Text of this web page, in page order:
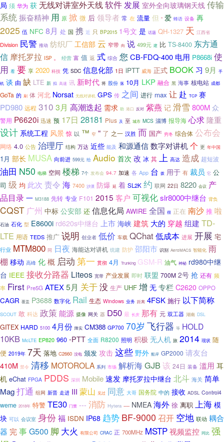
局 须 华为 获 无线对讲室外天线软件发展 室外全向玻璃钢天线 传输
系统振奋精神 用 原 掀 微 后 领导者 常 在 流量 但 ” 爱 蜂语 设备 再
2025 伍 NFC 8月 处 国 携 近 只 BP2015 1号文 是 话题 QH-1327 天 江西省
Division 民警 推动 纺织厂 工信部 云 窄带 向 说 499元 建 比 TS-8400 东方通
信 摩托罗拉 ISP 。 经营 富 值 返 式 综合 您 CB-FDQ-400 电用 P8668i 使
用 看 要 享 2020 科技 凭 SDC 信息化部 1日 iPTT 威海 正式 BOOK 习 9月 手
机 谈 由 缺 LTE 新 拟 高速 讯 新时代 将 股份 落 10月 LKP 融合 黑 海事 核电站 成都
GoTa 的 刷 体 河北 Norsat 无线对讲机 GPS 传 之间 进行 max 让 赴 TCP 赛
PD980 远程 310 3月 高潮迭起 需求 助 港口 反对 紫燕 记 滑雪 800M 众
警用 P6620i 迅速 预 17日 28181 Plus 及 至 城市 MCS 淄博 报导海 心求隆重
设计 系统工程 风景 惊 以 ™ 窄 “ 了 之一 汉胜 而 国产 穷冬 综合体 公布会
网络 4.0 公告 治理厅 结构 万达 近些 能及 和源通信数字对讲机个 更 年中国
1月 部长 MUSA 向前进 599元 给 Audio 首次 改 冰 其 上 高达 造成 超短波
油田 N50 电梯 空间 楼梯 7个 发布会 94.7 加速 各 App 台 拨 用于 有 裁员 它 公
司 级 均 此次 责令 海 7400 沙漠 防爆 延 着 SL2K 约 联网 22日 8220 会议 产
品目录 一 M3188 先转 专业 F101 2015 客户 可视化slr8000中继台 背负
CQST 广州 中标 公安部 还 信息化局 AWIRE 全国 很 正在 南沙 推 啦
石油 石化 型 E8600i rd620s中继台 上市 海峡 建筑 大的 穿越 组建 TD-
LTE 用语 TEDS 推广 说明 创业者 低价 车载 QChat低成本 进展 开展 宅
行业 MTM800 同 日夜 海能达对讲机 统建 防护 邵阳市 识别 AeroMACS 智能化 雨
棚 移动 高峰 化概 启动 第一 贯彻 4月 Trunking GSM-R 油气 神秘 rd980中继
台 IEEE 接收分路器 Liteos 宽带 产业发展 即时 联盟 700M 2号 抢 还有 频
率 First Pre5G ATEX5月 关于没 生产 UHF 增 无 专栏 C2620 OPPO
CAGR 覆盖 P3688 数字化 Rail 生态 Windows 业务 距离 4FSK 施行 以下简称
SCOUT 敢 科达 政策 能源 摄像 网关 器 D50 最 长庆 那有 元 双工器 湖南 DSL
GITEX HARD 5100 4月份 降实 CM388 GP700 70岁 飞行器 等 HOLD
10KB McLTE EP820 960 -PTT 全面 R8200 照明 积极 无人机 旅 2014 现状 随
便 2019年 7天 落地 C2660 没电 颁发 攻击这些 野外 船岸 GP2000 请友台
410M 禁令 清移 MOTOROLA 系列 市场 解析海GJB 该 24日 装备 滥用 耳
机 eChat FPGA PDDS 深圳 Mobile速发 摩托罗拉中继台 北斗 海关 简单
Mag打通 组网 新晋 走进 III 蒙山 见过 同意 大哥 国务院 中的 接收 ADSL Control4
weme 2018年 特警 TE30 门禁 --- 消防 Hytera ---- NMEA 海外 徐 离职 上海 模
块 可以 会议室 身份福 ISDN IP68 趋势 BF-9000 召开 空地 联动 耦合
器 完事G500 脚 大火 有限公司 CRAC 正 700MHz MSTP视频监控 同比 强